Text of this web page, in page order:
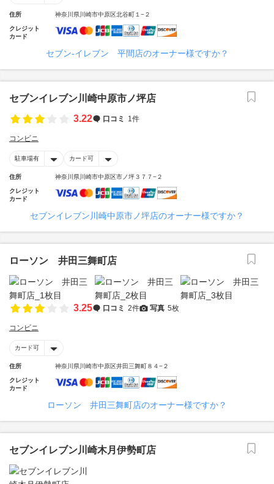
住所 神奈川県川崎市中原区北谷町１−２
クレジット
カード
セブン‐イレブン 平間店のオーナー様ですか？
セブンイレブン川崎中原市ノ坪店
3.22
口コミ 1件
コンビニ
駐車場有 カード可
住所 神奈川県川崎市中原区市ノ坪３７７−２
クレジット
カード
セブンイレブン川崎中原市ノ坪店のオーナー様ですか？
ローソン 井田三舞町店
3.25 口コミ 2件 写真 5枚
コンビニ
カード可
住所 神奈川県川崎市中原区井田三舞町８４−２
クレジット
カード
ローソン 井田三舞町店のオーナー様ですか？
セブンイレブン川崎木月伊勢町店